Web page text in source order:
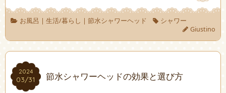
お風呂 | 生活/暮らし | 節水シャワーヘッド
シャワー
Giustino
2024
03/31
2024
03/31 節水シャワーヘッドの効果と選び方